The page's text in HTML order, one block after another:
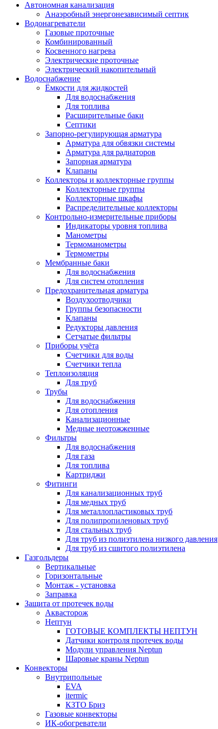
Автономная канализация
Анаэробный энергонезависимый септик
Водонагреватели
Газовые проточные
Комбинированный
Косвенного нагрева
Электрические проточные
Электрический накопительный
Водоснабжение
Ёмкости для жидкостей
Для водоснабжения
Для топлива
Расширительные баки
Септики
Запорно-регулирующая арматура
Арматура для обвязки системы
Арматура для радиаторов
Запорная арматура
Клапаны
Коллекторы и коллекторные группы
Коллекторные группы
Коллекторные шкафы
Распределительные коллекторы
Контрольно-измерительные приборы
Индикаторы уровня топлива
Манометры
Термоманометры
Термометры
Мембранные баки
Для водоснабжения
Для систем отопления
Предохранительная арматура
Воздухоотводчики
Группы безопасности
Клапаны
Редукторы давления
Сетчатые фильтры
Приборы учёта
Счетчики для воды
Счетчики тепла
Теплоизоляция
Для труб
Трубы
Для водоснабжения
Для отопления
Канализационные
Медные неотожженные
Фильтры
Для водоснабжения
Для газа
Для топлива
Картриджи
Фитинги
Для канализационных труб
Для медных труб
Для металлопластиковых труб
Для полипропиленовых труб
Для стальных труб
Для труб из полиэтилена низкого давления
Для труб из сшитого полиэтилена
Газгольдеры
Вертикальные
Горизонтальные
Монтаж - установка
Заправка
Защита от протечек воды
Аквасторож
Нептун
ГОТОВЫЕ КОМПЛЕКТЫ НЕПТУН
Датчики контроля протечек воды
Модули управления Neptun
Шаровые краны Neptun
Конвекторы
Внутрипольные
EVA
itermic
КЗТО Бриз
Газовые конвекторы
ИК-обогреватели